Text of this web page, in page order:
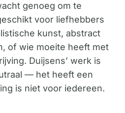
genoeg om te
voor liefhebbers
kunst, abstract
of wie moeite heeft met
Duijsens’ werk is
— het heeft een
is niet voor iedereen.